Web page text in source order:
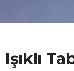
Işıklı